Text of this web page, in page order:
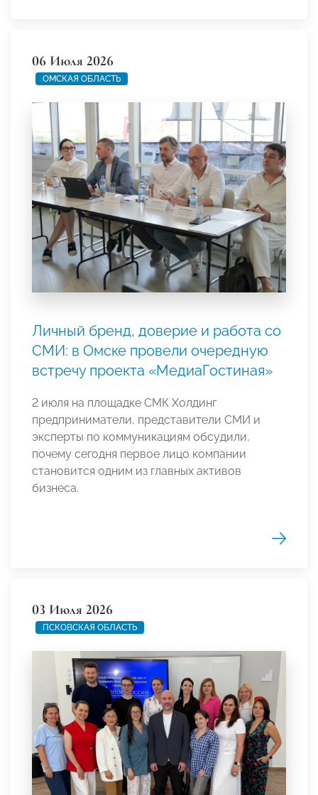
06 Июля 2026
ОМСКАЯ ОБЛАСТЬ
Личный бренд, доверие и работа со
СМИ: в Омске провели очередную
встречу проекта «МедиаГостиная»
2 июля на площадке СМК Холдинг
предприниматели, представители СМИ и
эксперты по коммуникациям обсудили,
почему сегодня первое лицо компании
становится одним из главных активов
бизнеса.
03 Июля 2026
ПСКОВСКАЯ ОБЛАСТЬ